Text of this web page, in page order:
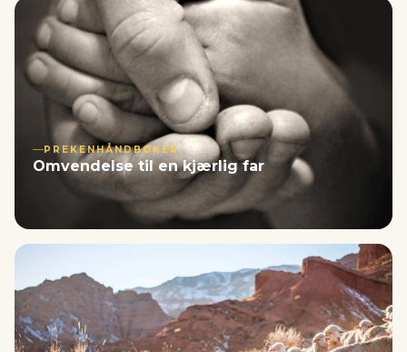
PREKENHÅNDBØKER
Omvendelse til en kjærlig far